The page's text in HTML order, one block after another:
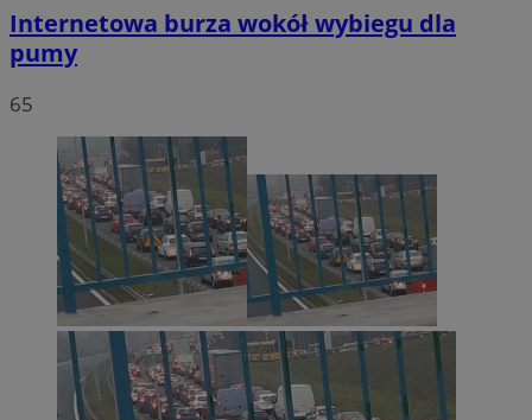
Internetowa burza wokół wybiegu dla
pumy
65